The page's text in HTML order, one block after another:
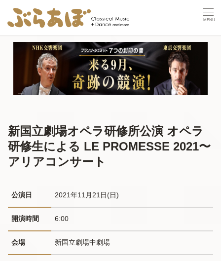
新国立劇場オペラ研修所公演 オペラ
研修生による LE PROMESSE 2021〜
アリアコンサート
公演日 2021年11月21日(日)
開演時間 6:00
会場 新国立劇場中劇場